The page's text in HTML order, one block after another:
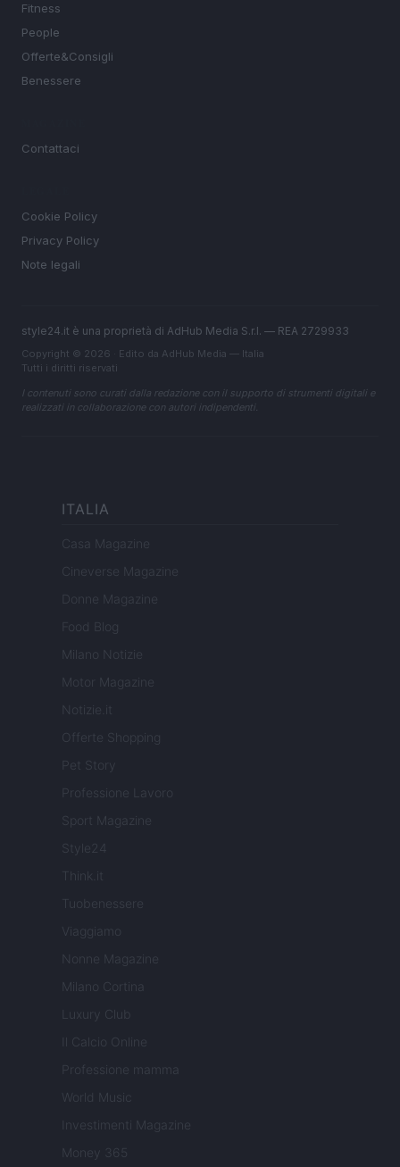
Fitness
People
Offerte&Consigli
Benessere
Contattaci
Cookie Policy
Privacy Policy
Note legali
style24.it è una proprietà di AdHub Media S.r.l. — REA 2729933
Copyright © 2026 · Edito da AdHub Media — Italia
Tutti i diritti riservati
I contenuti sono curati dalla redazione con il supporto di strumenti digitali e
realizzati in collaborazione con autori indipendenti.
ITALIA
Casa Magazine
Cineverse Magazine
Donne Magazine
Food Blog
Milano Notizie
Motor Magazine
Notizie.it
Offerte Shopping
Pet Story
Professione Lavoro
Sport Magazine
Style24
Think.it
Tuobenessere
Viaggiamo
Nonne Magazine
Milano Cortina
Luxury Club
Il Calcio Online
Professione mamma
World Music
Investimenti Magazine
Money 365